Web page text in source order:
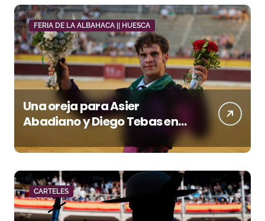
FERIA DE LA ALBAHACA || HUESCA
Una oreja para Asier
Abadiano y Diego Tebas en
una apertura de la Albahaca
marcada por el buen juego
de Los Maños
CARTELES